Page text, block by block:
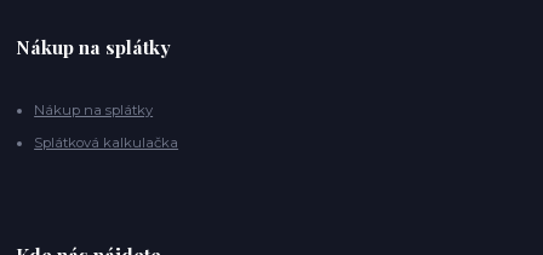
Nákup na splátky
Nákup na splátky
Splátková kalkulačka